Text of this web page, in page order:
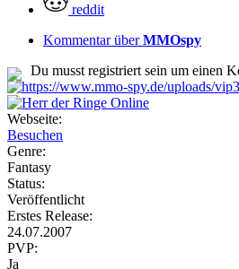
reddit
Kommentar überMMOspy
Du musst registriert sein um einen
Webseite:
Besuchen
Genre:
Fantasy
Status:
Veröffentlicht
Erstes Release:
24.07.2007
PVP:
Ja